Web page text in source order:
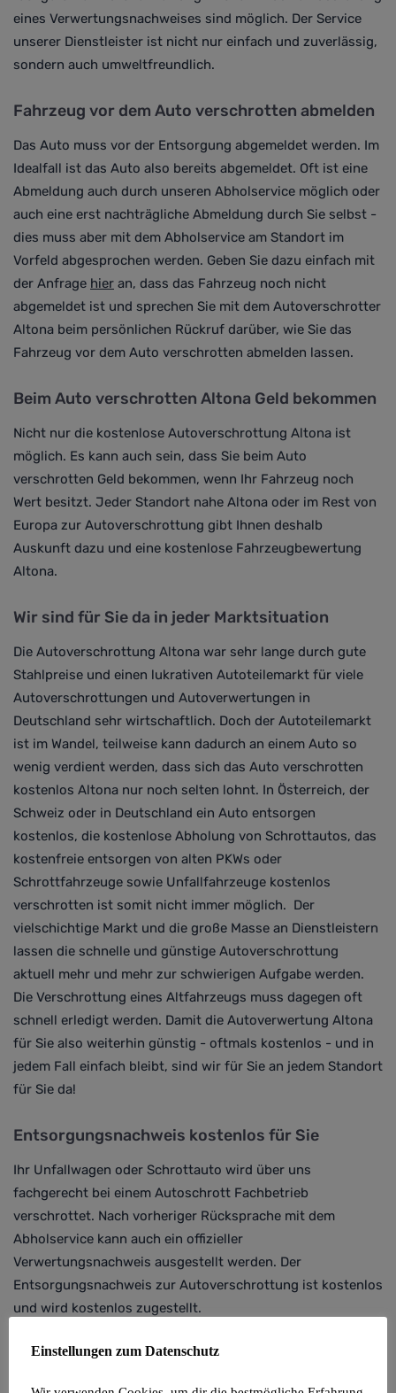
eines Verwertungsnachweises sind möglich. Der Service
unserer Dienstleister ist nicht nur einfach und zuverlässig,
sondern auch umweltfreundlich.
Fahrzeug vor dem Auto verschrotten abmelden
Das Auto muss vor der Entsorgung abgemeldet werden. Im
Idealfall ist das Auto also bereits abgemeldet. Oft ist eine
Abmeldung auch durch unseren Abholservice möglich oder
auch eine erst nachträgliche Abmeldung durch Sie selbst -
dies muss aber mit dem Abholservice am Standort im
Vorfeld abgesprochen werden. Geben Sie dazu einfach mit
der Anfrage hier an, dass das Fahrzeug noch nicht
abgemeldet ist und sprechen Sie mit dem Autoverschrotter
Altona beim persönlichen Rückruf darüber, wie Sie das
Fahrzeug vor dem Auto verschrotten abmelden lassen.
Beim Auto verschrotten Altona Geld bekommen
Nicht nur die kostenlose Autoverschrottung Altona ist
möglich. Es kann auch sein, dass Sie beim Auto
verschrotten Geld bekommen, wenn Ihr Fahrzeug noch
Wert besitzt. Jeder Standort nahe Altona oder im Rest von
Europa zur Autoverschrottung gibt Ihnen deshalb
Auskunft dazu und eine kostenlose Fahrzeugbewertung
Altona.
Wir sind für Sie da in jeder Marktsituation
Die Autoverschrottung Altona war sehr lange durch gute
Stahlpreise und einen lukrativen Autoteilemarkt für viele
Autoverschrottungen und Autoverwertungen in
Deutschland sehr wirtschaftlich. Doch der Autoteilemarkt
ist im Wandel, teilweise kann dadurch an einem Auto so
wenig verdient werden, dass sich das Auto verschrotten
kostenlos Altona nur noch selten lohnt. In Österreich, der
Schweiz oder in Deutschland ein Auto entsorgen
kostenlos, die kostenlose Abholung von Schrottautos, das
kostenfreie entsorgen von alten PKWs oder
Schrottfahrzeuge sowie Unfallfahrzeuge kostenlos
verschrotten ist somit nicht immer möglich. Der
vielschichtige Markt und die große Masse an Dienstleistern
lassen die schnelle und günstige Autoverschrottung
aktuell mehr und mehr zur schwierigen Aufgabe werden.
Die Verschrottung eines Altfahrzeugs muss dagegen oft
schnell erledigt werden. Damit die Autoverwertung Altona
für Sie also weiterhin günstig - oftmals kostenlos - und in
jedem Fall einfach bleibt, sind wir für Sie an jedem Standort
für Sie da!
Entsorgungsnachweis kostenlos für Sie
Ihr Unfallwagen oder Schrottauto wird über uns
fachgerecht bei einem Autoschrott Fachbetrieb
verschrottet. Nach vorheriger Rücksprache mit dem
Abholservice kann auch ein offizieller
Verwertungsnachweis ausgestellt werden. Der
Entsorgungsnachweis zur Autoverschrottung ist kostenlos
und wird kostenlos zugestellt.
Auto verschrotten Altona kostenlos
Oft ist bei uns die Abholung und Autoverschrottung
Einstellungen zum Datenschutz